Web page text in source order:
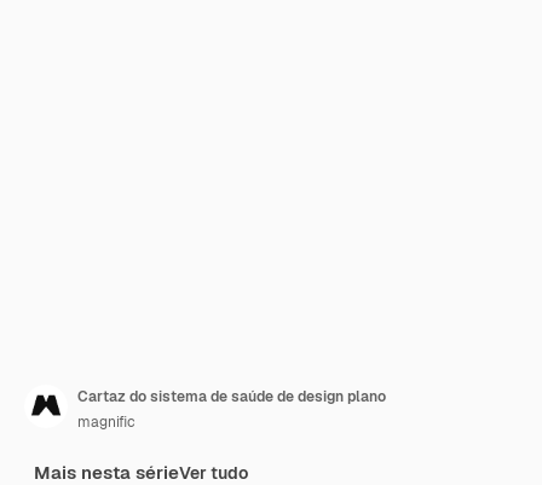
Cartaz do sistema de saúde de design plano
magnific
Mais nesta sérieVer tudo